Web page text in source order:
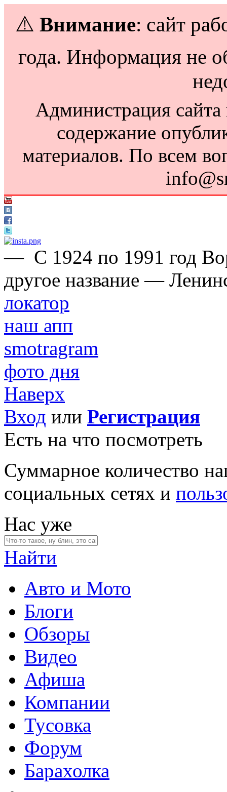
⚠️ Внимание: сайт
года. Информация не
Администрация сайта
содержание
материалов. По всем
— С 1924 по 1991 год
другое название —
локатор
наш апп
smotragram
фото дня
Наверх
Вход или Регистрация
Есть на что посмотреть
Суммарное количество
социальных сетях и
Нас уже
Найти
Авто и Мото
Блоги
Обзоры
Видео
Афиша
Компании
Тусовка
Форум
Барахолка